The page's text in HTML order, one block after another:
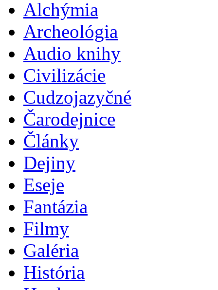
Alchýmia
Archeológia
Audio knihy
Civilizácie
Cudzojazyčné
Čarodejnice
Články
Dejiny
Eseje
Fantázia
Filmy
Galéria
História